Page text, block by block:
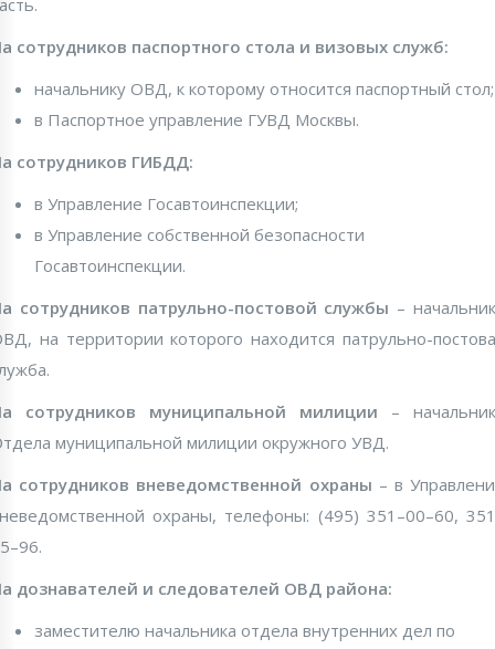
сотрудников паспортного стола и визовых служб:
начальнику ОВД, к которому относится паспортный стол;
в Паспортное управление ГУВД Москвы.
сотрудников ГИБДД:
в Управление Госавтоинспекции;
в Управление собственной безопасности
Госавтоинспекции.
сотрудников патрульно-постовой службы –
на территории которого находится патрульно-
сотрудников муниципальной милиции –
муниципальной милиции окружного УВД.
сотрудников вневедомственной охраны – в
охраны, телефоны: (495) 351–00–60,
дознавателей и следователей ОВД района:
заместителю начальника отдела внутренних дел по